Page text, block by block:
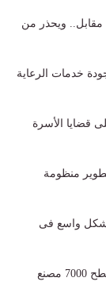
مقابل.. ويحذر من
خدمات الرعاية
قضايا الأسرة
منظومة
بشكل واسع فى
وزير الصناعة: تركيب محطات طاقة شمسية على أسطح 7000 مصنع